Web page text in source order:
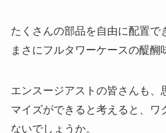
たくさんの部品を自由に配置で
まさにフルタワーケースの醍醐
エンスージアストの皆さんも、
マイズができると考えると、ワ
ないでしょうか。